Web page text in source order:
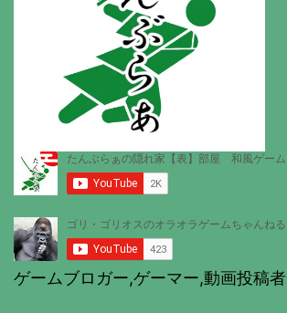
ゲームブロガー,ゲーマー,動画投稿者